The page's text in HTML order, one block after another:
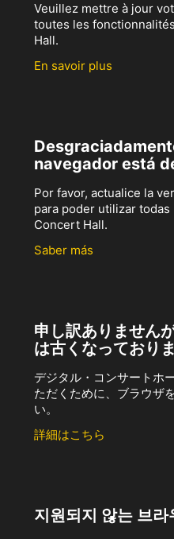
Veuillez mettre à jour
toutes les
Hall.
En savoir plus
navegador está
Por favor, actualice la
para poder utilizar
Concert Hall.
Saber más
申し訳ありません
は古くなっており
デジタル・コンサートホ
ただくために、ブラウザ
い。
詳細はこちら
지원되지 않는 브